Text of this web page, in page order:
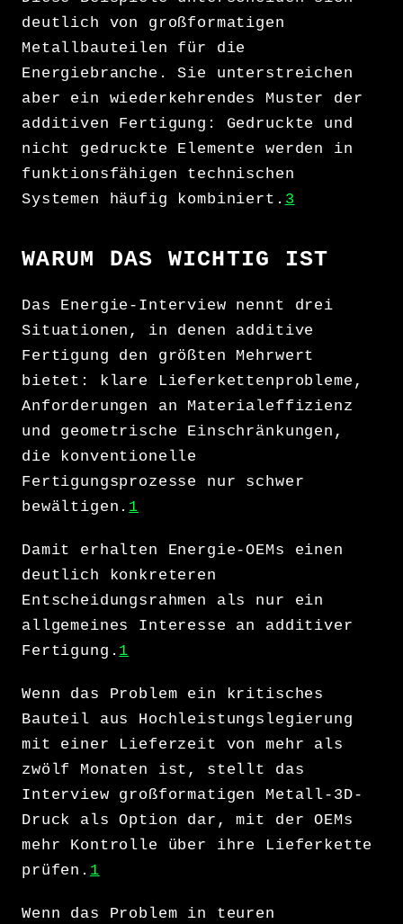
deutlich von großformatigen
Metallbauteilen für die
Energiebranche. Sie unterstreichen
aber ein wiederkehrendes Muster der
additiven Fertigung: Gedruckte und
nicht gedruckte Elemente werden in
funktionsfähigen technischen
Systemen häufig kombiniert. 3
WARUM DAS WICHTIG IST
Das Energie-Interview nennt drei
Situationen, in denen additive
Fertigung den größten Mehrwert
bietet: klare Lieferkettenprobleme,
Anforderungen an Materialeffizienz
und geometrische Einschränkungen,
die konventionelle
Fertigungsprozesse nur schwer
bewältigen. 1
Damit erhalten Energie-OEMs einen
deutlich konkreteren
Entscheidungsrahmen als nur ein
allgemeines Interesse an additiver
Fertigung. 1
Wenn das Problem ein kritisches
Bauteil aus Hochleistungslegierung
mit einer Lieferzeit von mehr als
zwölf Monaten ist, stellt das
Interview großformatigen Metall-3D-
Druck als Option dar, mit der OEMs
mehr Kontrolle über ihre Lieferkette
prüfen. 1
Wenn das Problem in teuren